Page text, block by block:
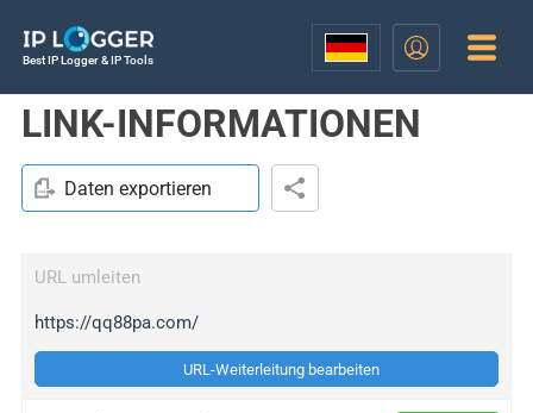
Best IP Logger & IP Tools
LINK-INFORMATIONEN
Daten exportieren
URL umleiten
https://qq88pa.com/
URL-Weiterleitung bearbeiten